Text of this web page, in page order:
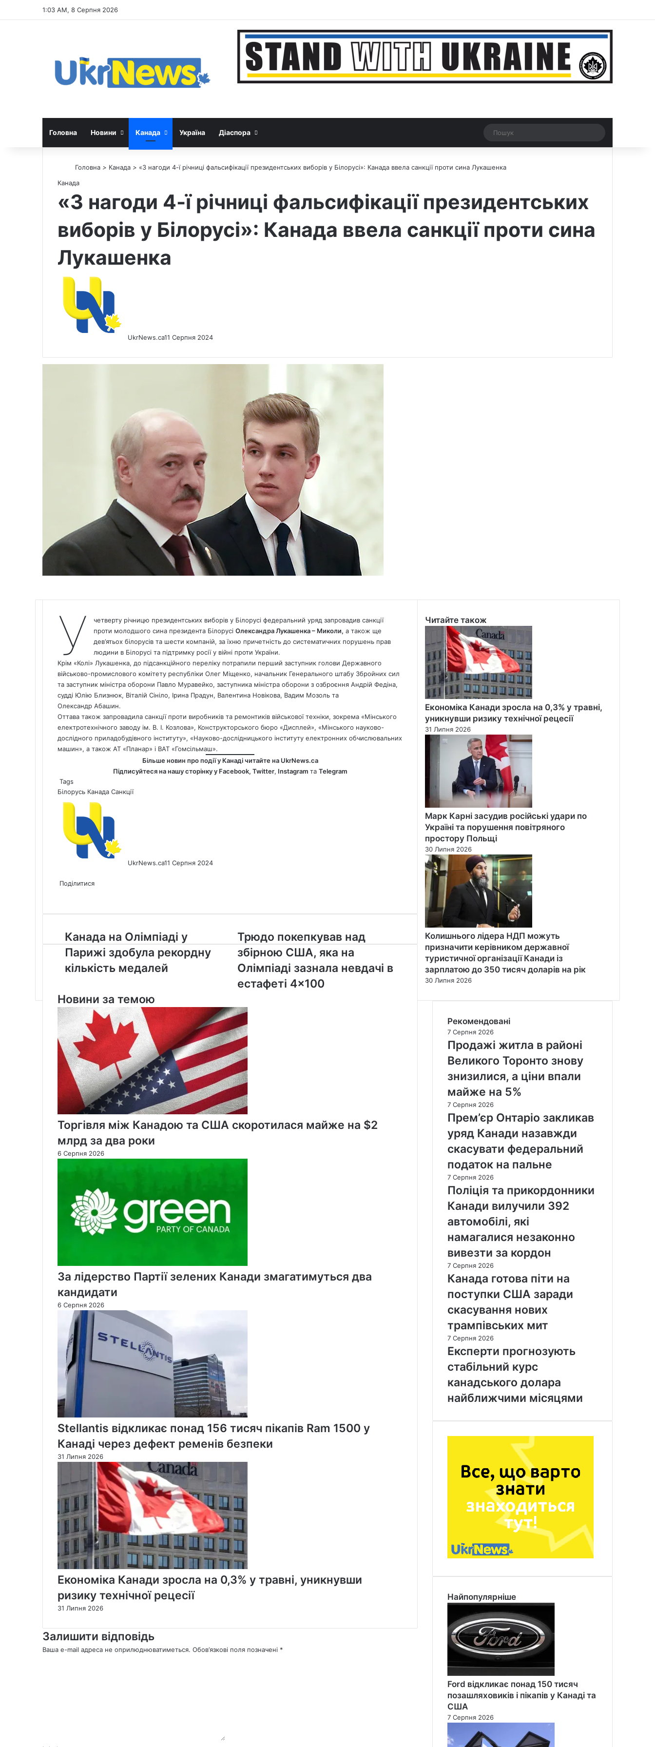
1:03 AM, 8 Серпня 2026
Google News
Threads
Головна Новини Канада Україна Діаспора Рандомна новина
Switch skin
Головна > Канада > «З нагоди 4-ї річниці фальсифікації президентських виборів у Білорусі»: Канада ввела санкції проти сина Лукашенка
Канада
«З нагоди 4-ї річниці фальсифікації президентських
виборів у Білорусі»: Канада ввела санкції проти сина
Лукашенка
UkrNews.ca11 Серпня 2024
У
четверту річницю президентських виборів у Білорусі федеральний уряд запровадив санкції
проти молодшого сина президента Білорусі Олександра Лукашенка – Миколи, а також ще
дев’ятьох білорусів та шести компаній, за їхню причетність до систематичних порушень прав
людини в Білорусі та підтримку росії у війні проти України.
Крім «Колі» Лукашенка, до підсанкційного переліку потрапили перший заступник голови Державного
військово-промислового комітету республіки Олег Міщенко, начальник Генерального штабу Збройних сил
та заступник міністра оборони Павло Муравейко, заступника міністра оборони з озброєння Андрій Федіна,
судді Юлію Близнюк, Віталій Сініло, Ірина Прадун, Валентина Новікова, Вадим Мозоль та
Олександр Абашин.
Оттава також запровадила санкції проти виробників та ремонтиків військової техніки, зокрема «Мінського
електротехнічного заводу ім. В. І. Козлова», Конструкторського бюро «Дисплей», «Мінського науково-
дослідного приладобудівного інституту», «Науково-дослідницького інституту електронних обчислювальних
машин», а також АТ «Планар» і ВАТ «Гомсільмаш».
Більше новин про події у Канаді читайте на UkrNews.ca
Підписуйтеся на нашу сторінку у Facebook, Twitter, Instagram та Telegram
Tags
Білорусь Канада Санкції
UkrNews.ca11 Серпня 2024
via
Поділитися
Email
Канада
на
Олімпіаді
у
Парижі
рекордну
кількість
медалей
Канада на Олімпіаді у
Парижі здобула рекордну
кількість медалей
Трюдо
покепкував
над
збірною
США,
яка
зазнала
невдачі
в
естафеті
4×100
Трюдо покепкував над
збірною США, яка на
Олімпіаді зазнала невдачі в
естафеті 4×100
Новини за темою
Торгівля між Канадою та США скоротилася майже на $2
млрд за два роки
6 Серпня 2026
За лідерство Партії зелених Канади змагатимуться два
кандидати
6 Серпня 2026
Stellantis відкликає понад 156 тисяч пікапів Ram 1500 у
Канаді через дефект ременів безпеки
31 Липня 2026
Економіка Канади зросла на 0,3% у травні, уникнувши
ризику технічної рецесії
31 Липня 2026
Залишити відповідь
Ваша e-mail адреса не оприлюднюватиметься. Обов’язкові поля позначені *
Читайте також
Економіка Канади зросла на 0,3% у травні,
уникнувши ризику технічної рецесії
31 Липня 2026
Марк Карні засудив російські удари по
Україні та порушення повітряного
простору Польщі
30 Липня 2026
Колишнього лідера НДП можуть
призначити керівником державної
туристичної організації Канади із
зарплатою до 350 тисяч доларів на рік
30 Липня 2026
Рекомендовані
7 Серпня 2026
Продажі житла в районі
Великого Торонто знову
знизилися, а ціни впали
майже на 5%
7 Серпня 2026
Прем’єр Онтаріо закликав
уряд Канади назавжди
скасувати федеральний
податок на пальне
7 Серпня 2026
Поліція та прикордонники
Канади вилучили 392
автомобілі, які
намагалися незаконно
вивезти за кордон
7 Серпня 2026
Канада готова піти на
поступки США заради
скасування нових
трампівських мит
7 Серпня 2026
Експерти прогнозують
стабільний курс
канадського долара
найближчими місяцями
Найпопулярніше
Ford відкликає понад 150 тисяч
позашляховиків і пікапів у Канаді та
США
7 Серпня 2026